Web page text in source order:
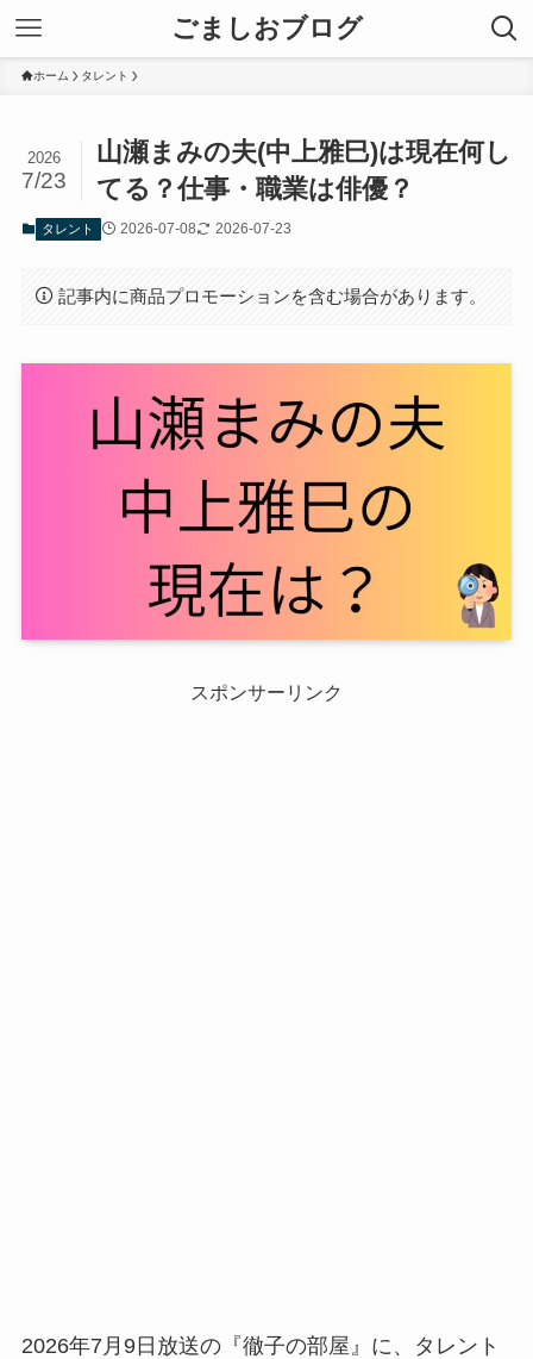
ごましおブログ
ホーム タレント
山瀬まみの夫(中上雅巳)は現在何し
てる？仕事・職業は俳優？
2026
7/23
タレント 2026-07-08 2026-07-23
記事内に商品プロモーションを含む場合があります。
スポンサーリンク
2026年7月9日放送の『徹子の部屋』に、タレント